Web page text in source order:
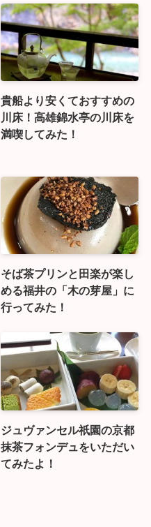
貴船より安くておすすめの
川床！高雄錦水亭の川床を
満喫してみた！
そば茶プリンと田楽が楽し
める福井の「木の芽屋」に
行ってみた！
ジュヴァンセル祇園の京都
抹茶フォンデュをいただい
てみたよ！